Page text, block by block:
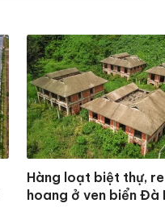
Hàng loạt biệt thự,
hoang ở ven biển Đà